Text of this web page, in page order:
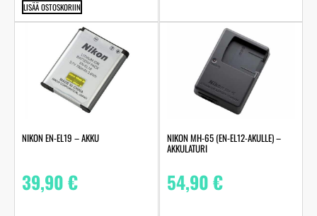
LISÄÄ OSTOSKORIIN
NIKON EN-EL19 – AKKU
39,90€
NIKON MH-65 (EN-EL12-AKULLE) –
AKKULATURI
54,90€